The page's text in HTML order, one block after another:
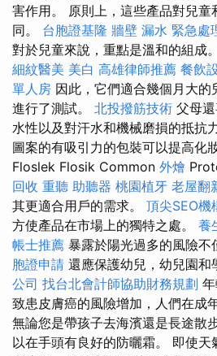
害作用。 原則上，這些產品對兒童
同。 台胞證基隆 牆壁 漏水 緊急處
對於兒童來說，重點是溫和的組成。
細紋醫美 美白 高雄律師推薦 餐飲
單人房 因此，它們適合幾個月大
進行了測試。 北投撥筋技術 父母
水性以及對汗水和機械磨損的抵抗
圖案的有吸引力的包裝可以提高化
Floslek Flosik Common 外燴
回收 重聽 助聽器 桃園植牙 老屋翻
其更適合用戶的需求。 頂尖SEO機
方使產品在市場上的獨特之處。 養
帳士推薦 暴露於陽光過多的風險不
胞證申請 還應保護幼兒，幼兒園和
公司 找台北會計師協助財務規劃
致患皮膚癌的風險增加，人們在成
無論您是帶孩子去海濱還是長途散
以在手頭有良好的防曬霜。 即使